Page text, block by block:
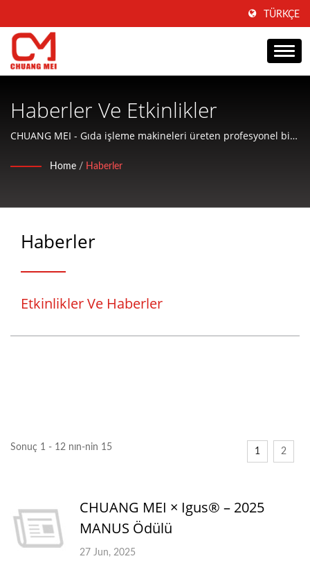
TÜRKÇE
Haberler Ve Etkinlikler
CHUANG MEI - Gıda işleme makineleri üreten profesyonel bir
geliştirme.Home / Haberler
Haberler
Etkinlikler Ve Haberler
Sonuç 1 - 12 nın-nin 15 1 2
CHUANG MEI × Igus® – 2025
MANUS Ödülü
27 Jun, 2025